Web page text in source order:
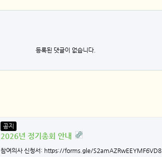
등록된 댓글이 없습니다.
공지
2026년 정기총회 안내
참여의사 신청서: https://forms.gle/S2amAZRwEEYMF6VD8